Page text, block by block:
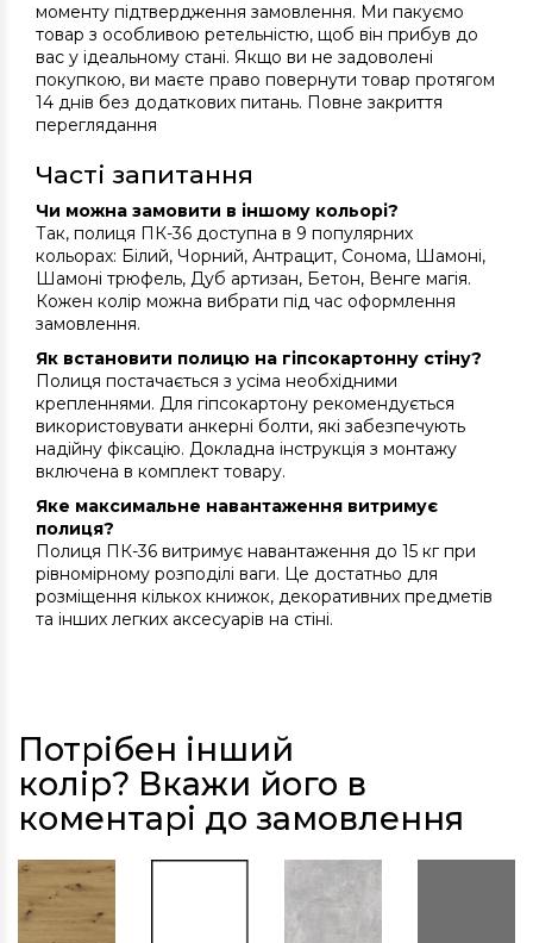
моменту підтвердження замовлення. Ми пакуємо
товар з особливою ретельністю, щоб він прибув до
вас у ідеальному стані. Якщо ви не задоволені
покупкою, ви маєте право повернути товар протягом
14 днів без додаткових питань. Повне закриття
переглядання
Часті запитання
Чи можна замовити в іншому кольорі?
Так, полиця ПК-36 доступна в 9 популярних
кольорах: Білий, Чорний, Антрацит, Сонома, Шамоні,
Шамоні трюфель, Дуб артизан, Бетон, Венге магія.
Кожен колір можна вибрати під час оформлення
замовлення.
Як встановити полицю на гіпсокартонну стіну?
Полиця постачається з усіма необхідними
крепленнями. Для гіпсокартону рекомендується
використовувати анкерні болти, які забезпечують
надійну фіксацію. Докладна інструкція з монтажу
включена в комплект товару.
Яке максимальне навантаження витримує
полиця?
Полиця ПК-36 витримує навантаження до 15 кг при
рівномірному розподілі ваги. Це достатньо для
розміщення кількох книжок, декоративних предметів
та інших легких аксесуарів на стіні.
Потрібен інший
колір? Вкажи його в
коментарі до замовлення